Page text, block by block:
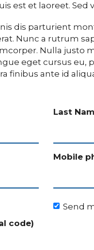
est et laoreet. Sed
dis parturient
Nunc a rutrum
Nulla justo
eget cursus eu,
finibus ante id
Last
Mobile
Send
code)